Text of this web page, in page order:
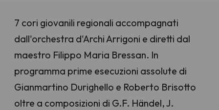
7 cori giovanili regionali accompagnati
dall'orchestra d'Archi Arrigoni e diretti dal
maestro Filippo Maria Bressan. In
programma prime esecuzioni assolute di
Gianmartino Durighello e Roberto Brisotto
oltre a composizioni di G.F. Händel, J.